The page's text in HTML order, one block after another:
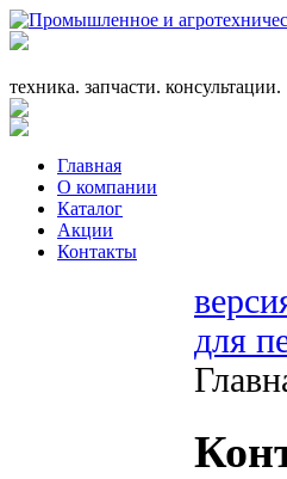
техника. запчасти. консультации.
Главная
О компании
Каталог
Акции
Контакты
для